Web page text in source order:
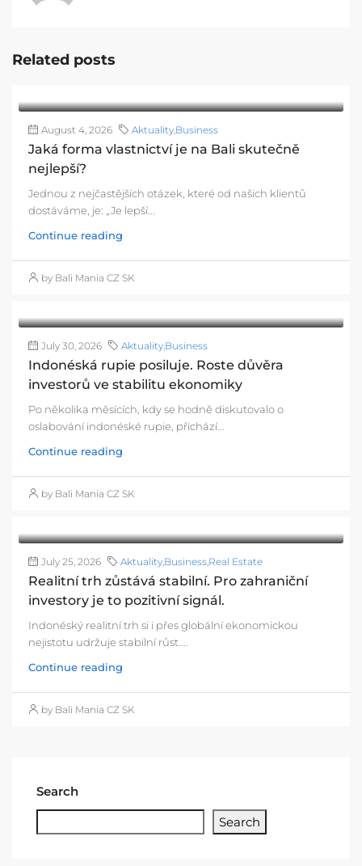
Related posts
August 4, 2026 Aktuality Business
Jaká forma vlastnictví je na Bali skutečně
nejlepší?
Jednou z nejčastějších otázek, které od našich klientů
dostáváme, je: „Je lepší...
Continue reading
by Bali Mania CZ SK
July 30, 2026 Aktuality Business
Indonéská rupie posiluje. Roste důvěra
investorů ve stabilitu ekonomiky
Po několika měsících, kdy se hodně diskutovalo o
oslabování indonéské rupie, přichází...
Continue reading
by Bali Mania CZ SK
July 25, 2026 Aktuality Business Real Estate
Realitní trh zůstává stabilní. Pro zahraniční
investory je to pozitivní signál.
Indonéský realitní trh si i přes globální ekonomickou
nejistotu udržuje stabilní růst....
Continue reading
by Bali Mania CZ SK
Search
Search